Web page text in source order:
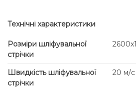
Технічні характеристики
Розміри шліфувальної
стрічки
Швидкість шліфувальної
стрічки
20 м/с